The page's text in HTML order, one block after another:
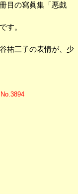
目の寫眞集「悪戯
す。
祐三子の表情が、少
No.3894